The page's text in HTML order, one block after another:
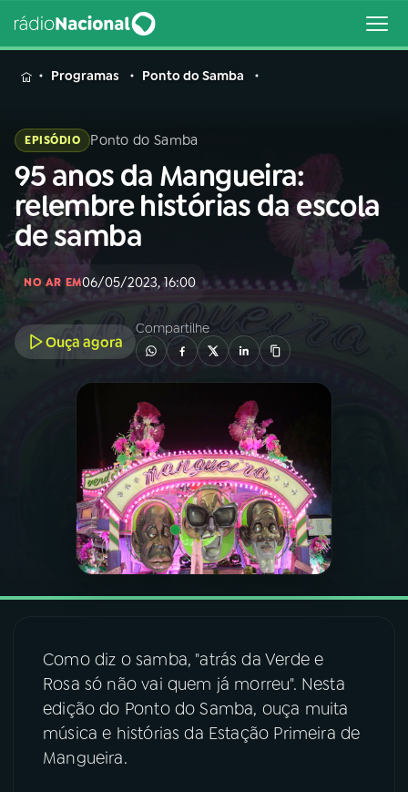
MENU
Buscar
na
Rádio
Nacional
Buscar
A RÁDIO
PROGRAMAÇÃO
PROGRAMAS
PODCASTS
07ÚLTIMAS
08FESTIVAL DE MÚSICA
Programas Ponto do Samba
EPISÓDIO Ponto do Samba
95 anos da Mangueira:
relembre histórias da escola
de samba
NO AR EM06/05/2023, 16:00
Ouça agora
Compartilhe
Como diz o samba, "atrás da Verde e
Rosa só não vai quem já morreu". Nesta
edição do Ponto do Samba, ouça muita
música e histórias da Estação Primeira de
Mangueira.